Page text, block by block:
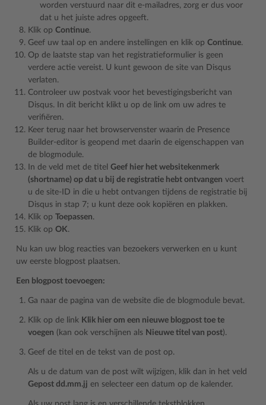
worden verstuurd naar dit e-mailadres, zorg er dus voor
dat u het juiste adres opgeeft.
Klik op Continue.
Geef uw taal op en andere instellingen en klik op Continue.
Op de laatste stap van het registratieformulier is geen
verdere actie vereist. U kunt gewoon de site van Disqus
verlaten.
Controleer uw postvak voor het bevestigingsbericht van
Disqus. In dit bericht klikt u op de link om uw adres te
verifiëren.
Keer terug naar het browservenster waarin de Presence
Builder-editor is geopend met daarin de eigenschappen van
de blogmodule.
In de veld met de titel Geef hier het websitekenmerk
(shortname) op dat u bij de registratie hebt ontvangen voert
u de site-ID in die u hebt ontvangen tijdens de registratie bij
Disqus in stap 7; u kunt deze ook kopiëren en plakken.
Klik op Toepassen.
Klik op OK.
Nu kan uw blog reacties van bezoekers verwerken en u kunt
uw eerste blogpost plaatsen.
Een blogpost toevoegen:
Ga naar de pagina van de website die de blogmodule bevat.
Klik op de link Klik hier om een nieuwe blogpost toe te
voegen (kan ook verschijnen als Nieuwe titel van post).
Geef de titel en de tekst van de post op.
Als u de datum van de post wilt wijzigen, klik dan in het veld
Gepost dd.mm.jj en selecteer een datum op de kalender.